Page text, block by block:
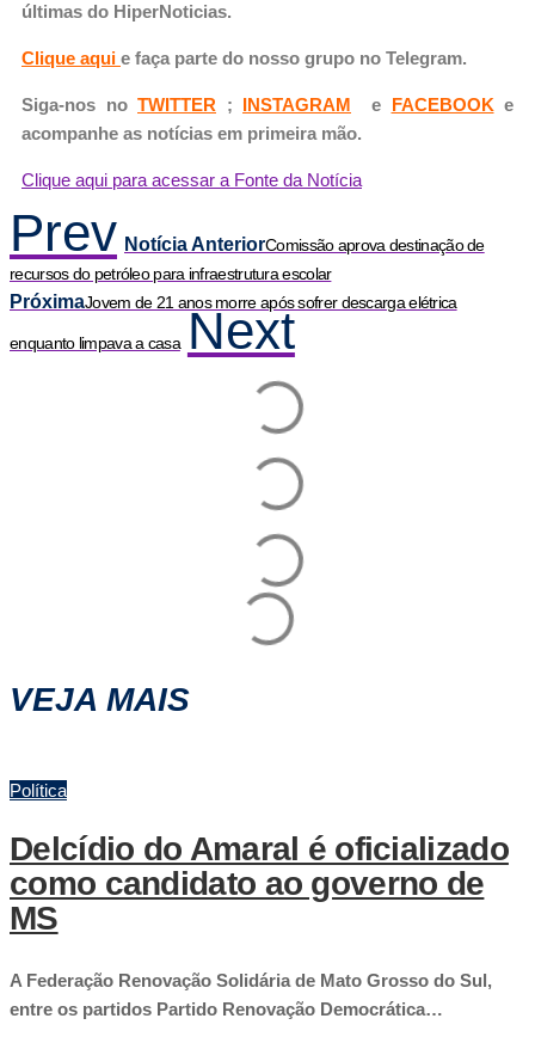
últimas do HiperNoticias.
Clique aqui e faça parte do nosso grupo no Telegram.
Siga-nos no TWITTER ; INSTAGRAM e FACEBOOK e
acompanhe as notícias em primeira mão.
Clique aqui para acessar a Fonte da Notícia
Prev Notícia AnteriorComissão aprova destinação de
recursos do petróleo para infraestrutura escolar
PróximaJovem de 21 anos morre após sofrer descarga elétrica
enquanto limpava a casa Next
VEJA MAIS
Política
Delcídio do Amaral é oficializado
como candidato ao governo de
MS
A Federação Renovação Solidária de Mato Grosso do Sul,
entre os partidos Partido Renovação Democrática…